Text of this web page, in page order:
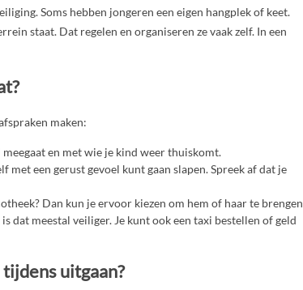
Soms hebben jongeren een eigen hangplek of keet.
staat. Dat regelen en organiseren ze vaak zelf. In een
maken:
en met wie je kind weer thuiskomt.
een gerust gevoel kunt gaan slapen. Spreek af dat je
Dan kun je ervoor kiezen om hem of haar te brengen
dat meestal veiliger. Je kunt ook een taxi bestellen of geld
uitgaan?